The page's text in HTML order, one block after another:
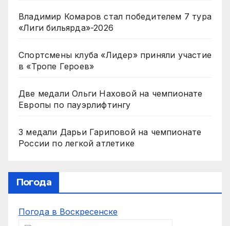
Владимир Комаров стал победителем 7 тура
«Лиги бильярда»-2026
Спортсмены клуба «Лидер» приняли участие
в «Тропе Героев»
Две медали Ольги Наховой на чемпионате
Европы по пауэрлифтингу
3 медали Дарьи Гариповой на чемпионате
России по легкой атлетике
Погода
Погода в Воскресенске